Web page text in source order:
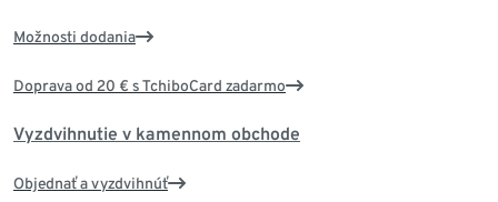
Možnosti dodania
Doprava od 20 € s TchiboCard zadarmo
Vyzdvihnutie v kamennom obchode
Objednať a vyzdvihnúť